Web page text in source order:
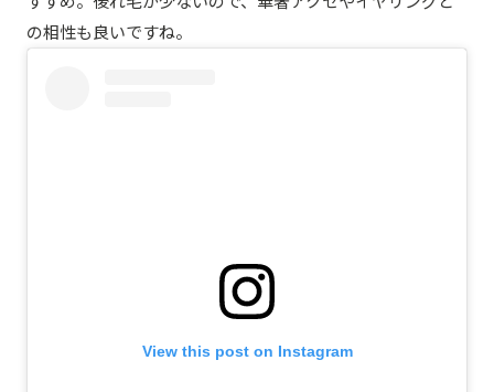
の相性も良いですね。
View this post on Instagram